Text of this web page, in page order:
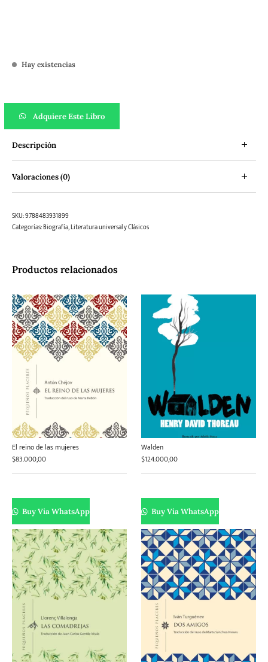
Hay existencias
Adquiere Este Libro
Descripción
Valoraciones (0)
SKU:9788483931899
Categorías:Biografía,Literatura universal y Clásicos
Productos relacionados
El reino de las mujeres
$83.000,00
Buy Via WhatsApp
Walden
$124.000,00
Buy Via WhatsApp